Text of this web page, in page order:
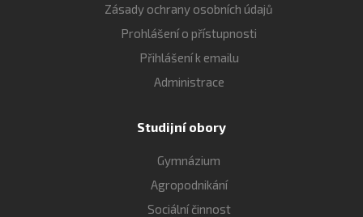
Zásady ochrany osobních údajů
Prohlášení o přístupnosti
Přihlášení k emailu
Administrace
Studijní obory
Gymnázium
Agropodnikání
Sociální činnost